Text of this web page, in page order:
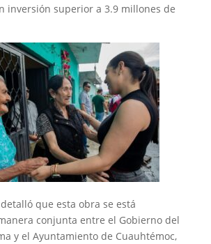
inversión superior a 3.9 millones de
que esta obra se está
conjunta entre el Gobierno del
y el Ayuntamiento de Cuauhtémoc,